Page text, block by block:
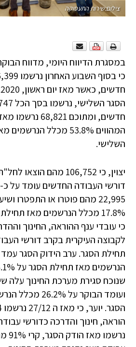
צילום:שירות התעסוקה
במסגרת הדיווח היומי, מדווח
חדשים, ומתוכם
המהווים 53.8% מכלל
השלישי.
יצוין, כי 106,752 מהם
22,995 מהם פוטרו או התפטרו
17.8% מכלל הנרשמים מאז
כי עובדי ענף ההוראה, החינוך
לקבוצה העיקרית בקרב דורשי
תחילת הסגר. ערב הידוק הסגר
שנוכח סגירת מערכת החינוך עלה
ועומד הבוקר על